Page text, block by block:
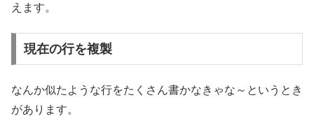
えます。
現在の行を複製
なんか似たような行をたくさん書かなきゃな～というとき
があります。